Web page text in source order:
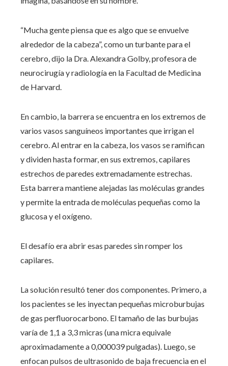
“Mucha gente piensa que es algo que se envuelve
alrededor de la cabeza”, como un turbante para el
cerebro, dijo la Dra. Alexandra Golby, profesora de
neurocirugía y radiología en la Facultad de Medicina
de Harvard.
En cambio, la barrera se encuentra en los extremos de
varios vasos sanguíneos importantes que irrigan el
cerebro. Al entrar en la cabeza, los vasos se ramifican
y dividen hasta formar, en sus extremos, capilares
estrechos de paredes extremadamente estrechas.
Esta barrera mantiene alejadas las moléculas grandes
y permite la entrada de moléculas pequeñas como la
glucosa y el oxígeno.
El desafío era abrir esas paredes sin romper los
capilares.
La solución resultó tener dos componentes. Primero, a
los pacientes se les inyectan pequeñas microburbujas
de gas perfluorocarbono. El tamaño de las burbujas
varía de 1,1 a 3,3 micras (una micra equivale
aproximadamente a 0,000039 pulgadas). Luego, se
enfocan pulsos de ultrasonido de baja frecuencia en el